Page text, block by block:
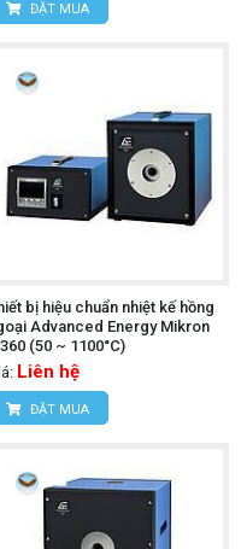
ĐẶT MUA
bị hiệu chuẩn nhiệt kế hồng
Advanced Energy Mikron
(50 ~ 1100°C)
Liên hệ
ĐẶT MUA